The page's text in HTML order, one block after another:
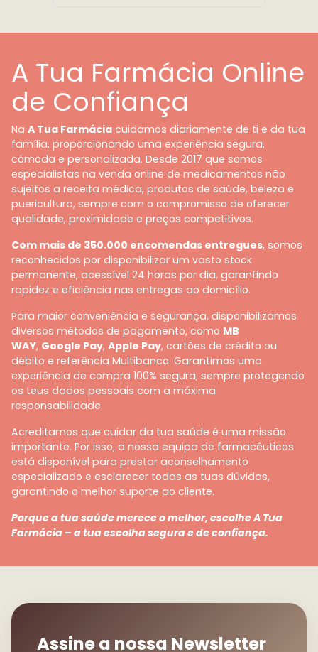
A Tua Farmácia Online
de Confiança
Na A Tua Farmácia cuidamos diariamente de ti e da tua
família, proporcionando uma experiência segura,
cómoda e personalizada. Desde 2017 que somos
especialistas na venda online de medicamentos não
sujeitos a receita médica, produtos de saúde, beleza e
puericultura, sempre com o compromisso de oferecer
qualidade, proximidade e preços competitivos.
Com mais de 350.000 encomendas entregues, somos
reconhecidos por disponibilizar um vasto stock
permanente, acessível 24 horas por dia, garantindo
rapidez e eficiência nas entregas ao domicílio.
Para maior conveniência e segurança, disponibilizamos
diversos métodos de pagamento, como MB
WAY, Google Pay, Apple Pay, cartões de crédito ou
débito e referência Multibanco. Garantimos uma
experiência de compra 100% segura, sempre protegendo
os teus dados pessoais com a máxima
responsabilidade.
Acreditamos que cuidar da tua saúde é uma missão
importante. Por isso, a nossa equipa de farmacêuticos
está disponível para prestar aconselhamento
especializado e esclarecer todas as tuas dúvidas,
garantindo o melhor suporte ao cliente.
Porque a tua saúde merece o melhor, escolhe A Tua
Farmácia – a tua escolha segura e de confiança.
Assine a nossa Newsletter